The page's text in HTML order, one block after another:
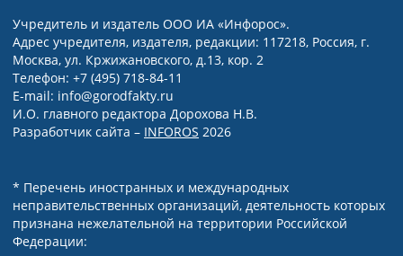
Учредитель и издатель ООО ИА «Инфорос».
Адрес учредителя, издателя, редакции: 117218, Россия, г.
Москва, ул. Кржижановского, д.13, кор. 2
Телефон: +7 (495) 718-84-11
E-mail: info@gorodfakty.ru
И.О. главного редактора Дорохова Н.В.
Разработчик сайта – INFOROS 2026
* Перечень иностранных и международных
неправительственных организаций, деятельность которых
признана нежелательной на территории Российской
Федерации: